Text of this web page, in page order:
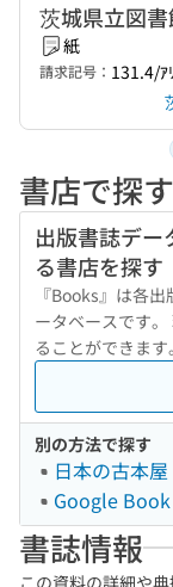
茨城県立図
紙
請求記号： 131.4/ｱ
書店で探す
出版書誌デー
る書店を探す
『Books』は各
ータベースです
ることができます。
別の方法で探す
日本の古本屋
Google
書誌情報
この資料の詳細や